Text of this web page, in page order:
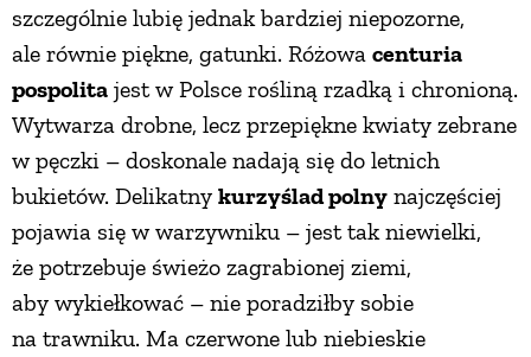
szczególnie lubię jednak bardziej niepozorne,
ale równie piękne, gatunki. Różowa centuria
pospolita jest w Polsce rośliną rzadką i chronioną.
Wytwarza drobne, lecz przepiękne kwiaty zebrane
w pęczki – doskonale nadają się do letnich
bukietów. Delikatny kurzyślad polny najczęściej
pojawia się w warzywniku – jest tak niewielki,
że potrzebuje świeżo zagrabionej ziemi,
aby wykiełkować – nie poradziłby sobie
na trawniku. Ma czerwone lub niebieskie